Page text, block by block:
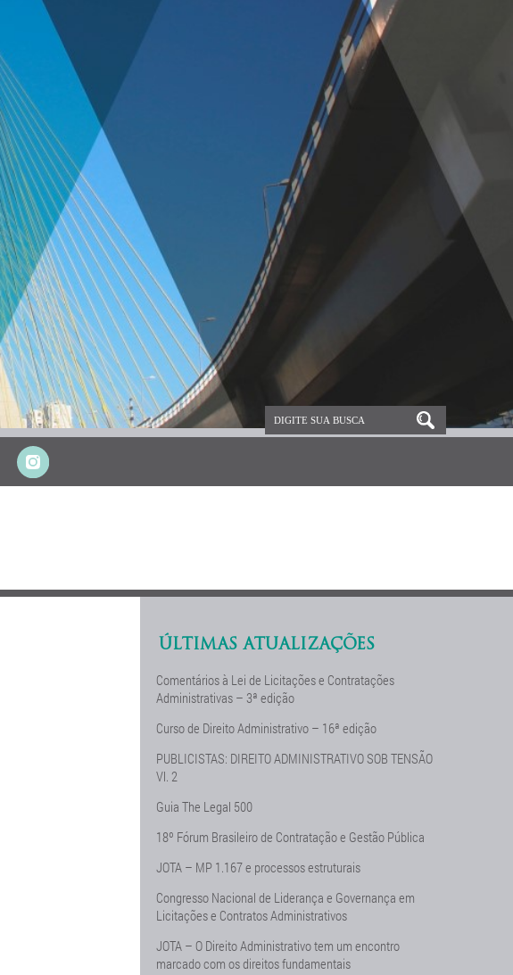
ÚLTIMAS ATUALIZAÇÕES
Comentários à Lei de Licitações e Contratações
Administrativas – 3ª edição
Curso de Direito Administrativo – 16ª edição
PUBLICISTAS: DIREITO ADMINISTRATIVO SOB TENSÃO
Vl. 2
Guia The Legal 500
18º Fórum Brasileiro de Contratação e Gestão Pública
JOTA – MP 1.167 e processos estruturais
Congresso Nacional de Liderança e Governança em
Licitações e Contratos Administrativos
JOTA – O Direito Administrativo tem um encontro
marcado com os direitos fundamentais